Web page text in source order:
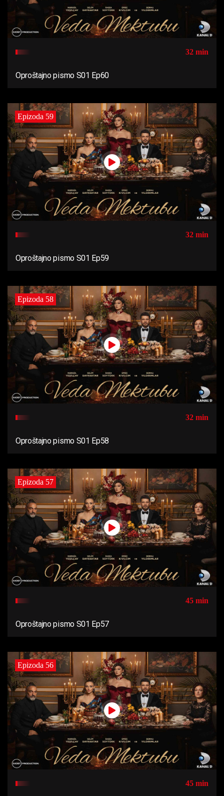
32 min
Oproštajno pismo S01 Ep60
Epizoda 59
32 min
Oproštajno pismo S01 Ep59
Epizoda 58
32 min
Oproštajno pismo S01 Ep58
Epizoda 57
45 min
Oproštajno pismo S01 Ep57
Epizoda 56
45 min